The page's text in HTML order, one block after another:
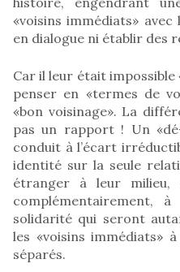
«voisins immédiats»
en dialogue ni établir des
Car il leur était impossible
penser en «termes de
«bon voisinage». La
pas un rapport ! Un
conduit à l’écart
identité sur la seule
étranger à leur milieu,
complémentairement,
solidarité qui seront
les «voisins immédiats»
séparés.